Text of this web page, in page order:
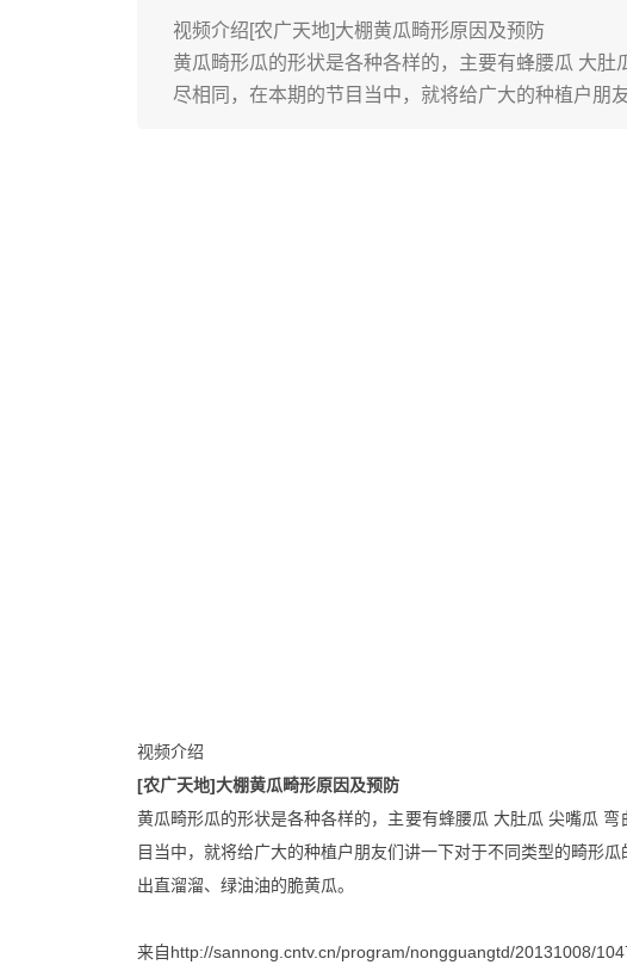
视频介绍[农广天地]大棚黄瓜畸形原因及预防
黄瓜畸形瓜的形状是各种各样的，主要有蜂腰瓜 大
尽相同，在本期的节目当中，就将给广大的种植户朋
视频介绍
[农广天地]大棚黄瓜畸形原因及预防
黄瓜畸形瓜的形状是各种各样的，主要有蜂腰瓜 大肚瓜 尖嘴瓜
目当中，就将给广大的种植户朋友们讲一下对于不同类型的畸形
出直溜溜、绿油油的脆黄瓜。
来自http://sannong.cntv.cn/program/nongguangtd/20131008/